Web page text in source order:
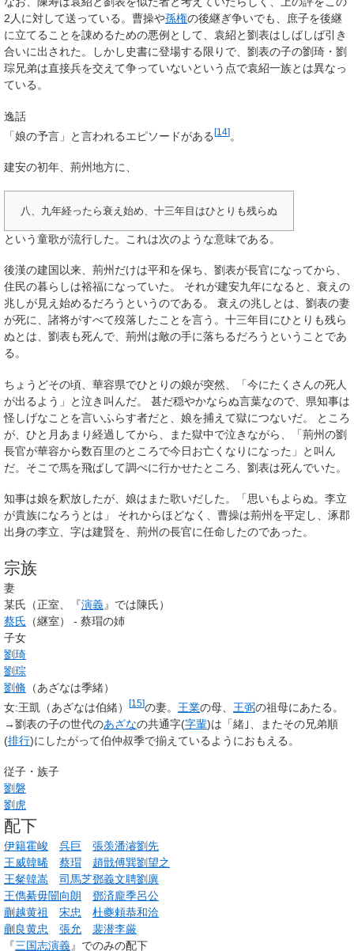
2人に対して送っている。曹操や孫権の後継ぎ争いでも、庶子を後継
に立てることを諌めるための悪例として、袁紹と劉表はしばしば引き
合いに出された。しかし史書に登場する限りで、劉表の子の劉琦・劉
琮兄弟は直接兵を交えて争っていないという点で袁紹一族とは異なっ
ている。
逸話
「娘の予言」と言われるエピソードがある[14]。
建安の初年、荊州地方に、
八、九年経ったら衰え始め、十三年目はひとりも残らぬ
という童歌が流行した。これは次のような意味である。
後漢の建国以来、荊州だけは平和を保ち、劉表が長官になってから、
住民の暮らしは裕福になっていた。 それが建安九年になると、衰えの
兆しが見え始めるだろうというのである。 衰えの兆しとは、劉表の妻
が死に、諸将がすべて歿落したことを言う。十三年目にひとりも残ら
ぬとは、劉表も死んで、荊州は敵の手に落ちるだろうということであ
る。
ちょうどその頃、華容県でひとりの娘が突然、「今にたくさんの死人
が出るよう」と泣き叫んだ。 甚だ穏やかならぬ言葉なので、県知事は
怪しげなことを言いふらす者だと、娘を捕えて獄につないだ。 ところ
が、ひと月あまり経過してから、また獄中で泣きながら、「荊州の劉
長官が華容から数百里のところで今日お亡くなりになった」と叫ん
だ。そこで馬を飛ばして調べに行かせたところ、劉表は死んでいた。
知事は娘を釈放したが、娘はまた歌いだした。「思いもよらぬ。李立
が貴族になろうとは」 それからほどなく、曹操は荊州を平定し、涿郡
出身の李立、字は建賢を、荊州の長官に任命したのであった。
宗族
妻
某氏（正室、『演義』では陳氏）
蔡氏 （継室） - 蔡瑁の姉
子女
劉琦
劉琮
劉脩 （あざなは季緒）
女:王凱（あざなは伯緒）
[15]の妻。 王業の母、 王弼の祖母にあたる。
→劉表の子の世代のあざなの共通字(字輩)は「緒｣、またその兄弟順
(排行)にしたがって伯仲叔季で揃えているようにおもえる。
従子・族子
劉磐
劉虎
配下
伊籍
王威
王粲
王儁
蒯越
蒯良
霍峻
韓晞
韓嵩
綦毋闓
黄祖
黄忠
呉巨
蔡瑁
司馬芝
向朗
宋忠
張允
張羡
趙戩
鄧義
鄧済
杜夔
裴潜
潘濬
傅巽
文聘
龐季
頼恭
李厳
劉先
劉望之
劉廙
呂公
和洽
『三国志演義』でのみの配下